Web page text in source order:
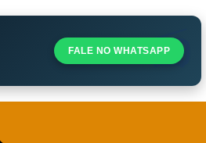
FALE NO WHATSAPP